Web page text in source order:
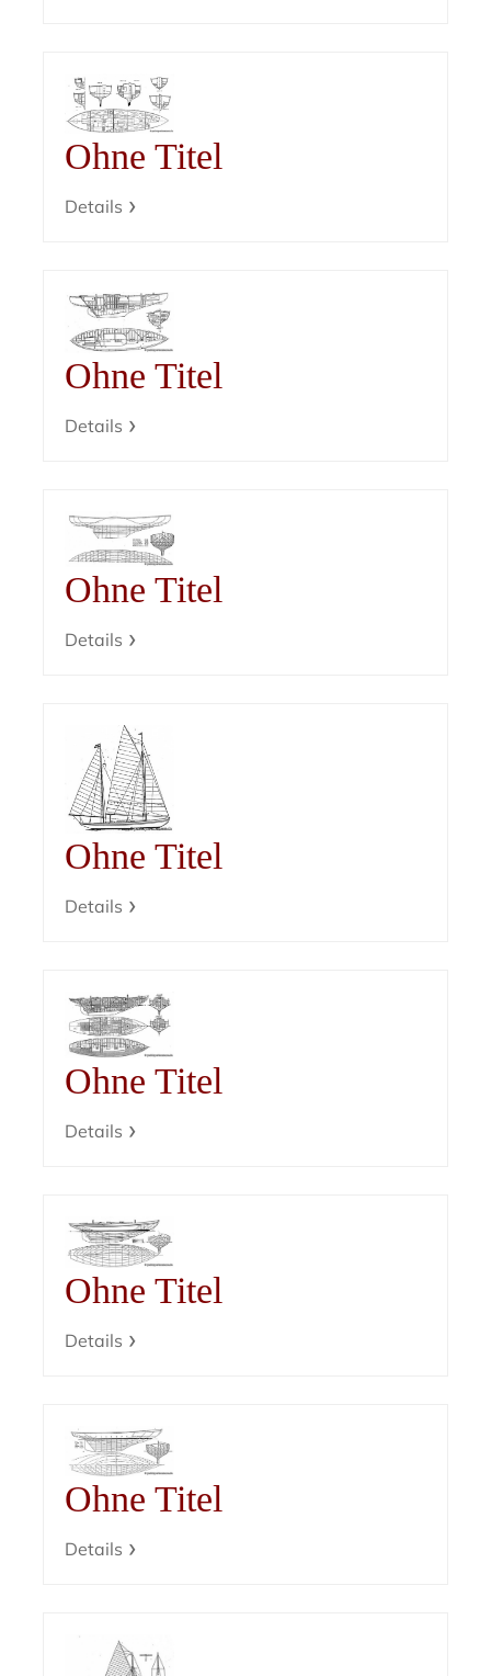
Ohne Titel
Details
Ohne Titel
Details
Ohne Titel
Details
Ohne Titel
Details
Ohne Titel
Details
Ohne Titel
Details
Ohne Titel
Details